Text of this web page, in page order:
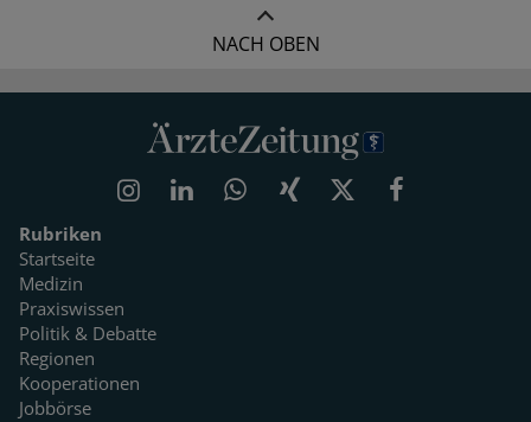
NACH OBEN
Rubriken
Startseite
Medizin
Praxiswissen
Politik & Debatte
Regionen
Kooperationen
Jobbörse